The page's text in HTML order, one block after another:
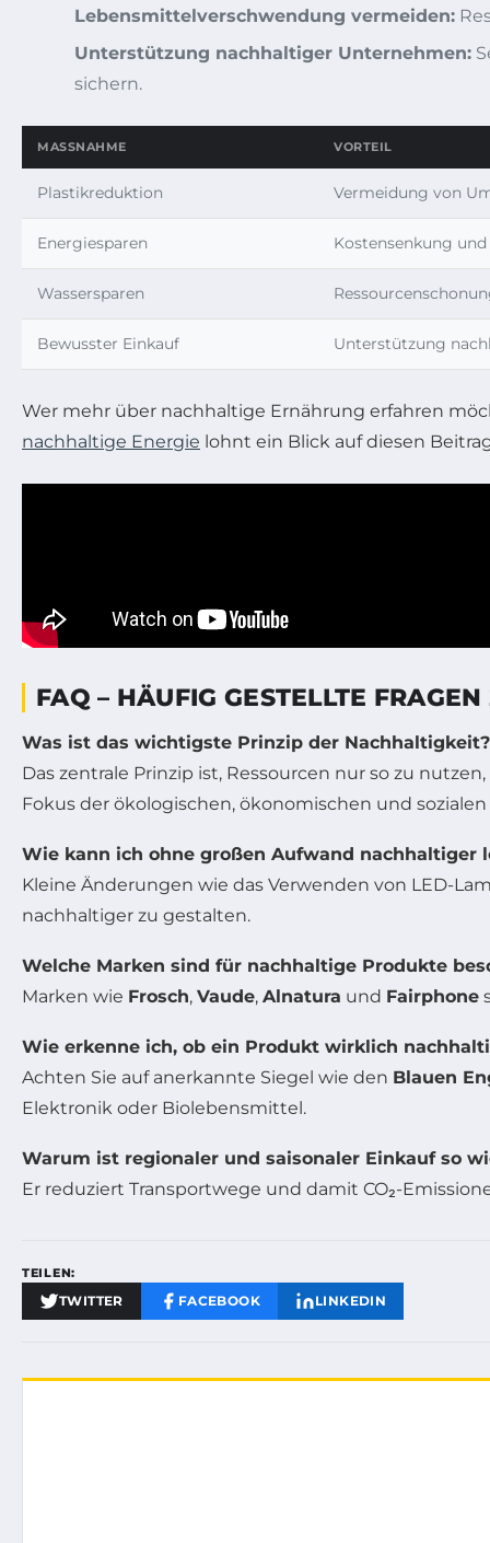
Lebensmittelverschwendung vermeiden:
Unterstützung nachhaltiger Unternehmen:
sichern.
MASSNAHME VORTEIL
Plastikreduktion Vermeidung von
Energiesparen Kostensenkung
Wassersparen
Bewusster Einkauf Unterstützung
Wer mehr über nachhaltige Ernährung erfahren
nachhaltige Energie lohnt ein Blick auf diesen
FAQ – HÄUFIG GESTELLTE
Was ist das wichtigste Prinzip der Nachhaltigkeit?
Das zentrale Prinzip ist, Ressourcen nur so zu
Fokus der ökologischen, ökonomischen und
Wie kann ich ohne großen Aufwand nachhaltiger
Kleine Änderungen wie das Verwenden von LED-
nachhaltiger zu gestalten.
Welche Marken sind für nachhaltige Produkte
Marken wie Frosch, Vaude, Alnatura und Fairphone
Wie erkenne ich, ob ein Produkt wirklich
Achten Sie auf anerkannte Siegel wie den Blauen
Elektronik oder Biolebensmittel.
Warum ist regionaler und saisonaler Einkauf so
Er reduziert Transportwege und damit CO₂-
TEILEN:
TWITTER FACEBOOK LINKEDIN